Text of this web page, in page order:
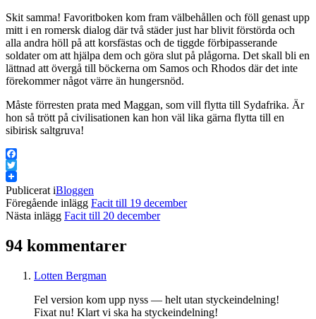
Skit samma! Favoritboken kom fram välbehållen och föll genast upp
mitt i en romersk dialog där två städer just har blivit förstörda och
alla andra höll på att korsfästas och de tiggde förbipasserande
soldater om att hjälpa dem och göra slut på plågorna. Det skall bli en
lättnad att övergå till böckerna om Samos och Rhodos där det inte
förekommer något värre än hungersnöd.
Måste förresten prata med Maggan, som vill flytta till Sydafrika. Är
hon så trött på civilisationen kan hon väl lika gärna flytta till en
sibirisk saltgruva!
Facebook
Twitter
Publicerat iBloggen
Föregående inlägg Facit till 19 december
Nästa inlägg Facit till 20 december
94 kommentarer
Lotten Bergman
Fel version kom upp nyss — helt utan styckeindelning!
Fixat nu! Klart vi ska ha styckeindelning!